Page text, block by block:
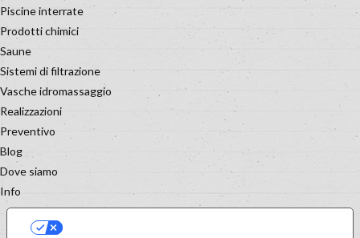
Piscine interrate
Prodotti chimici
Saune
Sistemi di filtrazione
Vasche idromassaggio
Realizzazioni
Preventivo
Blog
Dove siamo
Info